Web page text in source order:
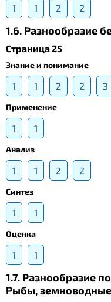
1 1 2 2
1.6. Разнообразие
Страница 25
Знание и понимание
1 1 2 2 3
Применение
1 1
Анализ
1 1 2 2
Синтез
1 1
Оценка
1 1
1.7. Разнообразие
Рыбы,